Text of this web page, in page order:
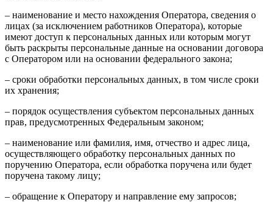
– наименование и место нахождения Оператора, сведения о
лицах (за исключением работников Оператора), которые
имеют доступ к персональных данных или которым могут
быть раскрыты персональные данные на основании договора
с Оператором или на основании федерального закона;
– сроки обработки персональных данных, в том числе сроки
их хранения;
– порядок осуществления субъектом персональных данных
прав, предусмотренных Федеральным законом;
– наименование или фамилия, имя, отчество и адрес лица,
осуществляющего обработку персональных данных по
поручению Оператора, если обработка поручена или будет
поручена такому лицу;
– обращение к Оператору и направление ему запросов;